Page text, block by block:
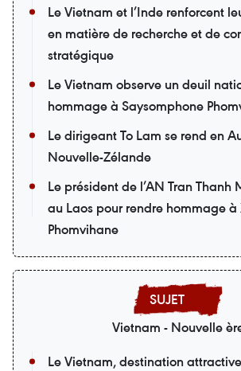
Le Vietnam et l’Inde renforcent
en matière de recherche et de
stratégique
Le Vietnam observe un deuil
hommage à Saysomphone
Le dirigeant To Lam se rend en
Nouvelle-Zélande
Le président de l’AN Tran Thanh
au Laos pour rendre hommage
Phomvihane
Vietnam - Nouvelle
Le Vietnam, destination